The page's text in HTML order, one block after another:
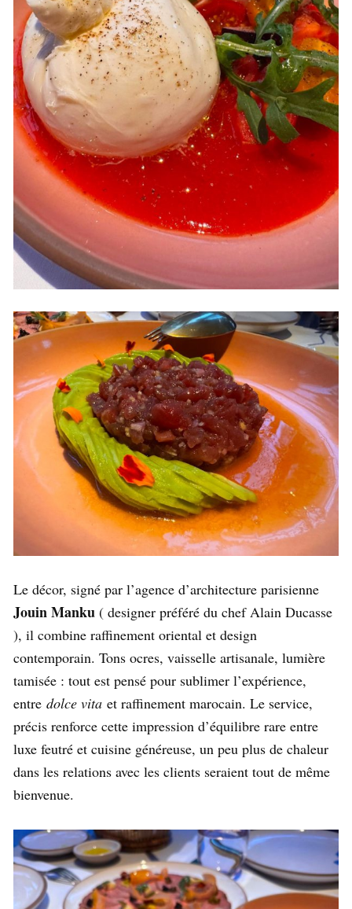
Le décor, signé par l’agence d’architecture parisienne
Jouin Manku ( designer préféré du chef Alain Ducasse
), il combine raffinement oriental et design
contemporain. Tons ocres, vaisselle artisanale, lumière
tamisée : tout est pensé pour sublimer l’expérience,
entre dolce vita et raffinement marocain. Le service,
précis renforce cette impression d’équilibre rare entre
luxe feutré et cuisine généreuse, un peu plus de chaleur
dans les relations avec les clients seraient tout de même
bienvenue.